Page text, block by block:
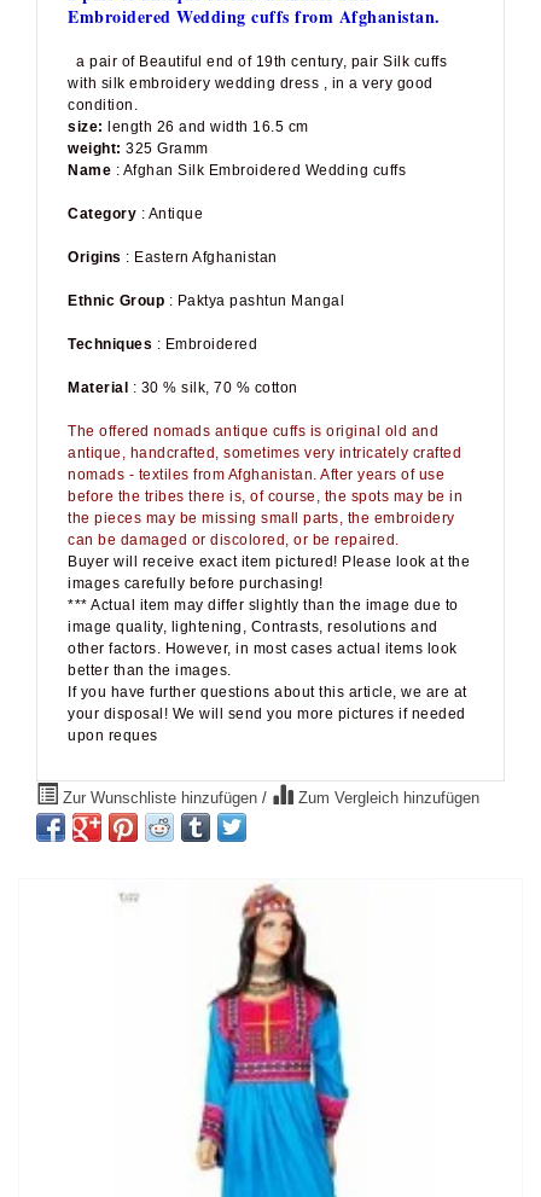
Beautiful end of 19th century, pair
with silk embroidery
wedding dress , in a very good
condition.
size: length 26 and width 16.5 cm
weight:
325 Gramm
Name : Afghan Silk Embroidered Wedding cuffs
: Antique
Origins : Eastern Afghanistan
Ethnic Group : Paktya pashtun Mangal
: Embroidered
Material
The offered nomads antique cuffs is original old and
antique, handcrafted, sometimes very intricately crafted
nomads - textiles from Afghanistan. After years of use
before the tribes there is, of course, the spots may be in
the pieces may be missing small parts, the embroidery
can be damaged or discolored, or be repaired.
Buyer will receive exact item pictured! Please look at the
images carefully before purchasing!
*** Actual item may differ slightly than the image due to
image quality, lightening, Contrasts, resolutions and
other factors. However, in most cases actual items look
better than the images.
If you have further questions about this article, we are at
your disposal! We will send you more pictures if needed
upon reques